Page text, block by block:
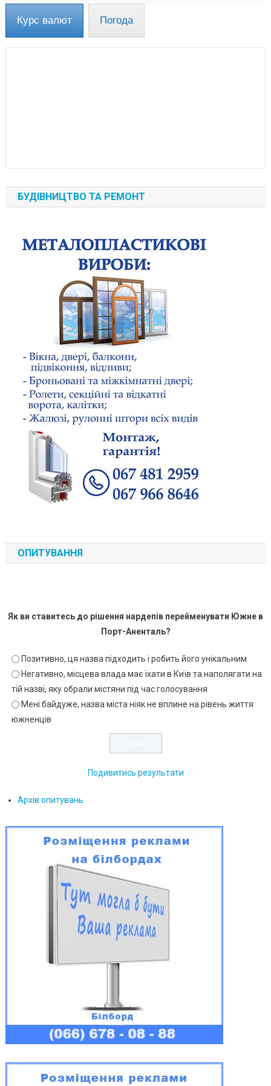
Курс валют Погода
БУДІВНИЦТВО ТА РЕМОНТ
ОПИТУВАННЯ
Як ви ставитесь до рішення нардепів перейменувати Южне в
Порт-Аненталь?
Позитивно, ця назва підходить і робить його унікальним
Негативно, місцева влада має їхати в Київ та наполягати на
тій назві, яку обрали містяни під час голосування
Мені байдуже, назва міста ніяк не вплине на рівень життя
южненців
Подивитись результати
Архів опитувань